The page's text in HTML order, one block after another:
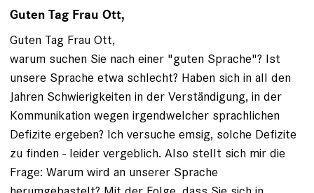
Guten Tag Frau Ott,
Guten Tag Frau Ott,
warum suchen Sie nach einer "guten Sprache"? Ist
unsere Sprache etwa schlecht? Haben sich in all den
Jahren Schwierigkeiten in der Verständigung, in der
Kommunikation wegen irgendwelcher sprachlichen
Defizite ergeben? Ich versuche emsig, solche Defizite
zu finden - leider vergeblich. Also stellt sich mir die
Frage: Warum wird an unserer Sprache